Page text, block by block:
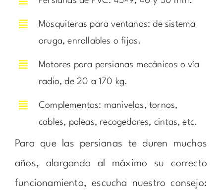
Mosquiteras para ventanas: de sistema
oruga, enrollables o fijas.
Motores para persianas mecánicos o vía
radio, de 20 a 170 kg.
Complementos: manivelas, tornos,
cables, poleas, recogedores, cintas, etc.
Para que las persianas te duren muchos
años, alargando al máximo su correcto
funcionamiento, escucha nuestro consejo: